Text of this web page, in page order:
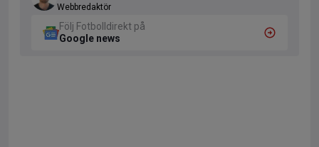
Webbredaktör
Följ Fotbolldirekt på
Google news